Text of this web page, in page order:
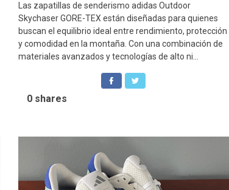
Las zapatillas de senderismo adidas Outdoor
Skychaser GORE-TEX están diseñadas para quienes
buscan el equilibrio ideal entre rendimiento, protección
y comodidad en la montaña. Con una combinación de
materiales avanzados y tecnologías de alto ni...
0 shares